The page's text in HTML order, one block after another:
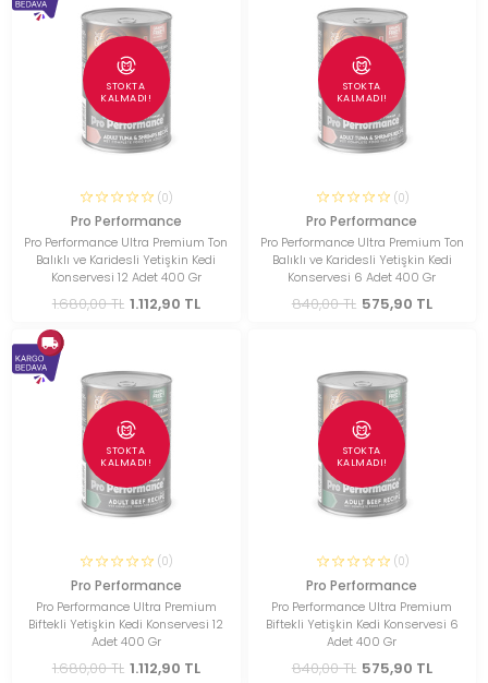
STOKTA
KALMADI!
(0)
Pro Performance
Pro Performance Ultra Premium Ton
Balıklı ve Karidesli Yetişkin Kedi
Konservesi 12 Adet 400 Gr
1.680,00 TL 1.112,90 TL
STOKTA
KALMADI!
(0)
Pro Performance
Pro Performance Ultra Premium Ton
Balıklı ve Karidesli Yetişkin Kedi
Konservesi 6 Adet 400 Gr
840,00 TL 575,90 TL
STOKTA
KALMADI!
(0)
Pro Performance
Pro Performance Ultra Premium
Biftekli Yetişkin Kedi Konservesi 12
Adet 400 Gr
1.680,00 TL 1.112,90 TL
STOKTA
KALMADI!
(0)
Pro Performance
Pro Performance Ultra Premium
Biftekli Yetişkin Kedi Konservesi 6
Adet 400 Gr
840,00 TL 575,90 TL